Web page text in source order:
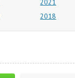
2021
2018